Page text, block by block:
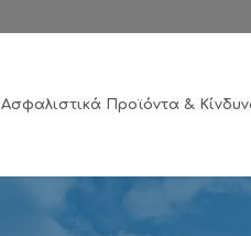
Ασφαλιστικά Προϊόντα &